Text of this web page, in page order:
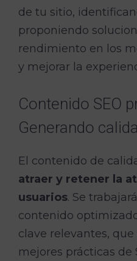
de tu sitio,
proponiendo
rendimiento en los
y mejorar la
Contenido SEO
Generando
El contenido de
atraer y retener la
usuarios. Se
contenido
clave relevantes,
mejores prácticas de